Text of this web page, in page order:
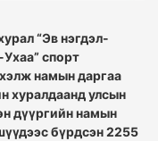
“Эв нэгдэл-
спорт
намын даргаа
хуралдаанд улсын
дүүргийн намын
бүрдсэн 2255